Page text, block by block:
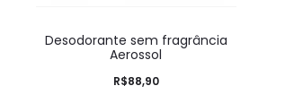
Desodorante sem fragrância
Aerossol
R$88,90